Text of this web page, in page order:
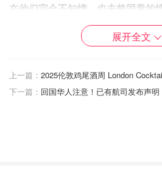
在他们完全不知情、也未曾同意的
这对父母通过他们的法律代表发表
礼的前两天，昆士兰验尸官竟告诉
留在了巴厘岛！” 父母愤怒地补充
展开全文
上一篇：
下一篇：